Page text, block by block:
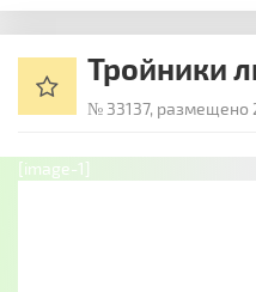
Тройники
№ 33137, размещено
[image-1]